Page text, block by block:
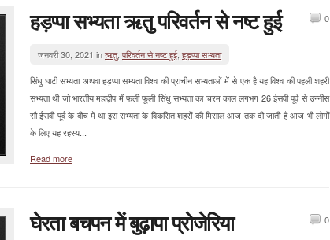
हड़प्पा सभ्यता ऋतु परिवर्तन से नष्ट हुई 0
जनवरी 30, 2021 inऋतु, परिवर्तन से नष्ट हुई, हड़प्पा सभ्यता
सिंधु घाटी सभ्यता अथवा हड़प्पा सभ्यता विश्व की प्राचीन सभ्यताओं में से एक है यह विश्व की पहली शहरी
सभ्यता थी जो भारतीय महाद्वीप में फली फूली सिंधु सभ्यता का चरम काल लगभग 26 ईसवी पूर्व से उन्नीस
सौ ईसवी पूर्व के बीच में था इस सभ्यता के विकसित शहरों की मिसाल आज तक दी जाती है आज भी लोगों
के लिए यह रहस्य...
Read more
घेरता बचपन में बुढ़ापा प्रोजेरिया 0